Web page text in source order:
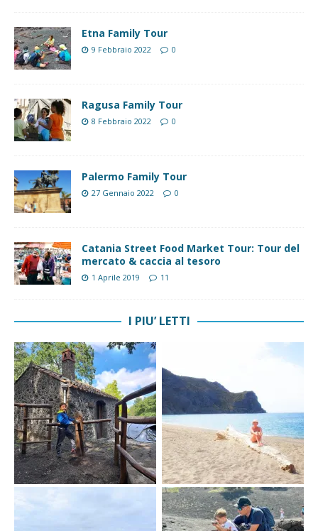
Etna Family Tour
9 Febbraio 2022 0
Ragusa Family Tour
8 Febbraio 2022 0
Palermo Family Tour
27 Gennaio 2022 0
Catania Street Food Market Tour: Tour del
mercato & caccia al tesoro
1 Aprile 2019 11
I PIU’ LETTI